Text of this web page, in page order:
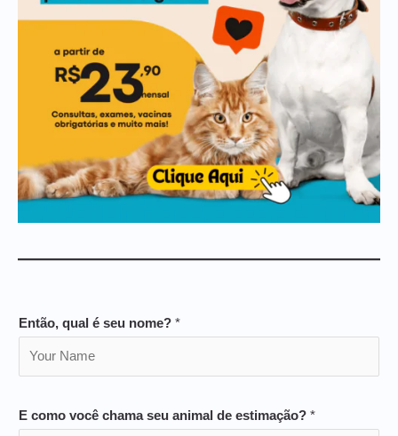
Então, qual é seu nome? *
E como você chama seu animal de estimação? *